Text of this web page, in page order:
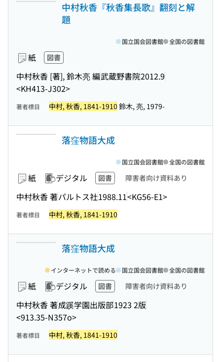
中村秋香『秋香集長歌』翻刻と解
題
紙 図書
中村秋香 [著], 鈴木亮 編武蔵野書院2012.9
<KH413-J302>
国立国会図書館 全国の図書館
著者標目 中村, 秋香, 1841-1910 鈴木, 亮, 1979-
落窪物語大成
紙 デジタル 図書 障害者向け資料あり
中村秋香 著パルトス社1988.11<KG56-E1>
国立国会図書館 全国の図書館
著者標目 中村, 秋香, 1841-1910
落窪物語大成
紙 デジタル 図書 障害者向け資料あり
中村秋香 著成蹊学園出版部1923 2版
<913.35-N357o>
インターネットで読める 国立国会図書館 全国の図書館
著者標目 中村, 秋香, 1841-1910